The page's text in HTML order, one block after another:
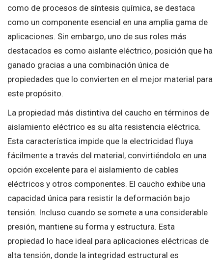
como de procesos de síntesis química, se destaca
como un componente esencial en una amplia gama de
aplicaciones. Sin embargo, uno de sus roles más
destacados es como aislante eléctrico, posición que ha
ganado gracias a una combinación única de
propiedades que lo convierten en el mejor material para
este propósito.
La propiedad más distintiva del caucho en términos de
aislamiento eléctrico es su alta resistencia eléctrica.
Esta característica impide que la electricidad fluya
fácilmente a través del material, convirtiéndolo en una
opción excelente para el aislamiento de cables
eléctricos y otros componentes. El caucho exhibe una
capacidad única para resistir la deformación bajo
tensión. Incluso cuando se somete a una considerable
presión, mantiene su forma y estructura. Esta
propiedad lo hace ideal para aplicaciones eléctricas de
alta tensión, donde la integridad estructural es